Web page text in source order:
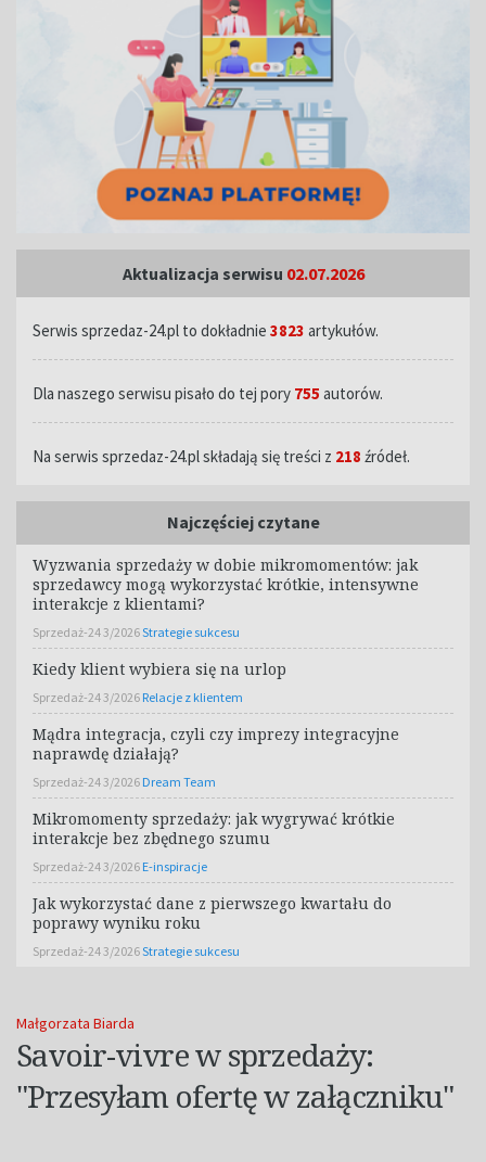
Małgorzata Biarda
Savoir-vivre w sprzedaży:
"Przesyłam ofertę w załączniku"
Aktualizacja serwisu 02.07.2026
Serwis sprzedaz-24.pl to dokładnie 3823 artykułów.
Dla naszego serwisu pisało do tej pory 755 autorów.
Na serwis sprzedaz-24.pl składają się treści z 218 źródeł.
Najczęściej czytane
Wyzwania sprzedaży w dobie mikromomentów: jak
sprzedawcy mogą wykorzystać krótkie, intensywne
interakcje z klientami?
Sprzedaż-24 3/2026Strategie sukcesu
Kiedy klient wybiera się na urlop
Sprzedaż-24 3/2026 Relacje z klientem
Mądra integracja, czyli czy imprezy integracyjne
naprawdę działają?
Sprzedaż-24 3/2026 Dream Team
Mikromomenty sprzedaży: jak wygrywać krótkie
interakcje bez zbędnego szumu
Sprzedaż-24 3/2026 E-inspiracje
Jak wykorzystać dane z pierwszego kwartału do
poprawy wyniku roku
Sprzedaż-24 3/2026Strategie sukcesu